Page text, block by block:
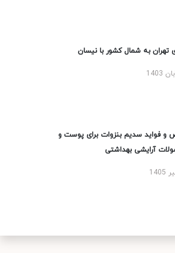
تهران به شمال کشور با نیسان
فواید سدیم بنزوات برای پوست و
آرایشی بهداشتی